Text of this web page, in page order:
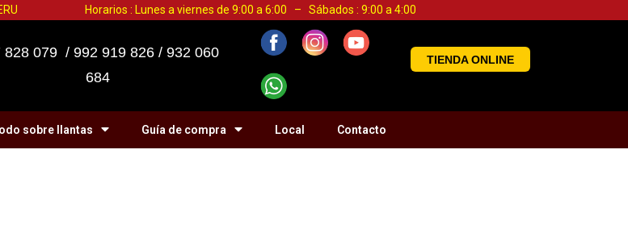
Horarios : Lunes a viernes de 9:00 a 6:00 – Sábados : 9:00 a 4:00
828 079 / 992 919 826 / 932 060
684
TIENDA ONLINE
sobre llantas Guía de compra Local Contacto